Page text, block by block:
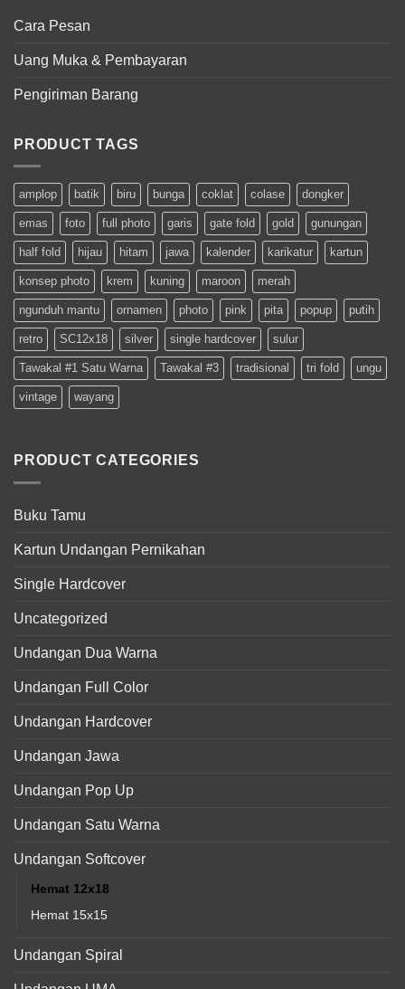
Cara Pesan
Uang Muka & Pembayaran
Pengiriman Barang
PRODUCT TAGS
amplop batik biru bunga coklat colase dongker
emas foto full photo garis gate fold gold gunungan
half fold hijau hitam jawa kalender karikatur kartun
konsep photo krem kuning maroon merah
ngunduh mantu ornamen photo pink pita popup putih
retro SC12x18 silver single hardcover sulur
Tawakal #1 Satu Warna Tawakal #3 tradisional tri fold ungu
vintage wayang
PRODUCT CATEGORIES
Buku Tamu
Kartun Undangan Pernikahan
Single Hardcover
Uncategorized
Undangan Dua Warna
Undangan Full Color
Undangan Hardcover
Undangan Jawa
Undangan Pop Up
Undangan Satu Warna
Undangan Softcover
Hemat 12x18
Hemat 15x15
Undangan Spiral